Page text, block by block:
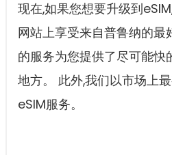
现在,如果您想要升级到
网站上享受来自普鲁纳的最
的服务为您提供了尽可能快
地方。 此外,我们以市场上
eSIM服务。